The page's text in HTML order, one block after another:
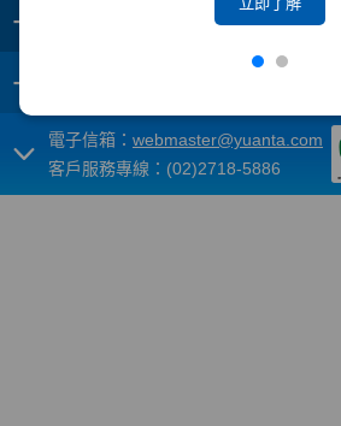
+
+
電子信箱： webmaster@yuanta.com
客戶服務專線：(02)2718-5886